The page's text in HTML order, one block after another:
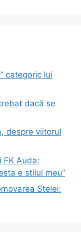
categoric lui
dacă se
despre viitorul
FK Auda:
e stilul meu”
Stelei: